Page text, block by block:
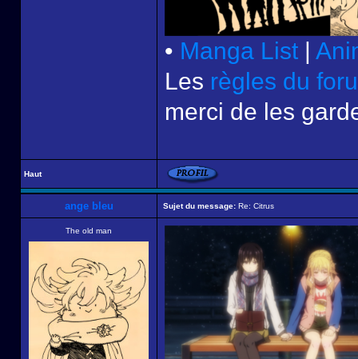
• Manga List |
Les règles du
merci de les
Haut
ange bleu Sujet du message: Re: Citrus
The old man